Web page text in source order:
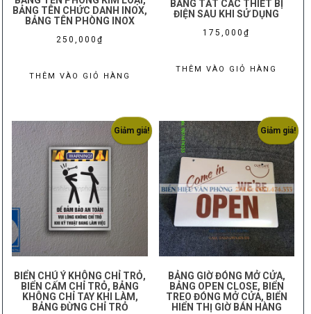
chọn
BẢNG TÊN CHỨC DANH INOX,
BẢNG TÊN PHÒNG INOX
250,000 ₫
THÊM VÀO GIỎ HÀNG
BẢNG TẮT CÁC THIẾT BỊ
ĐIỆN SAU KHI SỬ DỤNG
175,000₫
THÊM VÀO GIỎ HÀNG
Giảm giá!
BIỂN CHÚ Ý KHÔNG CHỈ TRỎ,
BIỂN CẤM CHỈ TRỎ, BẢNG
KHÔNG CHỈ TAY KHI LÀM,
BẢNG ĐỪNG CHỈ TRỎ
Giảm giá!
BẢNG GIỜ ĐÓNG MỞ CỬA,
BẢNG OPEN CLOSE, BIỂN
TREO ĐÓNG MỞ CỬA, BIỂN
HIỂN THỊ GIỜ BÁN HÀNG